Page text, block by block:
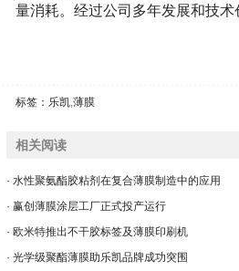
量消耗。经过公司多年发展和技
标签： 乐凯,薄膜
相关阅读
· 水性聚氨酯胶粘剂在复合薄膜制造中的应用
· 赢创薄膜涂层工厂正式投产运行
· 欧米特推出不干胶标签及薄膜印刷机
· 光学级聚酯薄膜助乐凯品牌成功突围